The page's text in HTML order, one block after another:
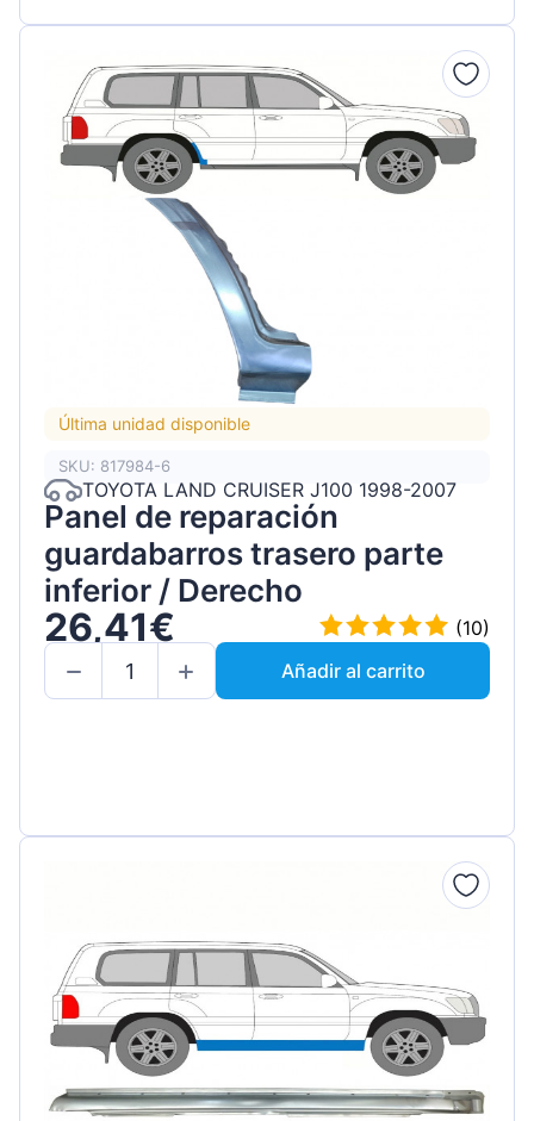
Última unidad disponible
SKU: 817984-6
TOYOTA LAND CRUISER J100 1998-2007
Panel de reparación
guardabarros trasero parte
inferior / Derecho
26,41€
(10)
Añadir al carrito